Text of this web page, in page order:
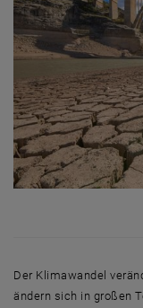
Der Klimawandel
ändern sich in großen